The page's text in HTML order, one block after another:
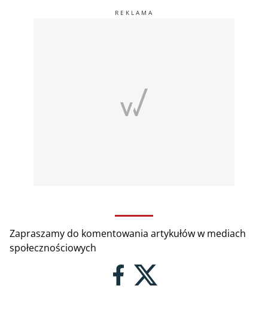
Zapraszamy do komentowania artykułów w mediach
społecznościowych